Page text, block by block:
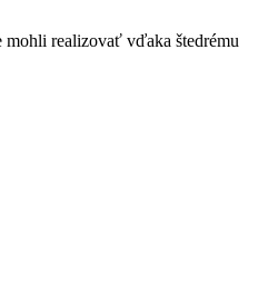
mohli realizovať vďaka štedrému